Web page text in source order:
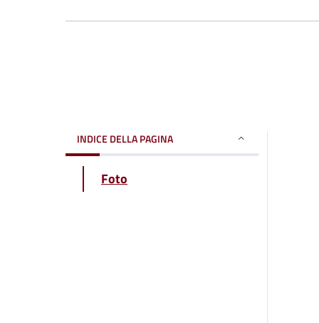
INDICE DELLA PAGINA
Foto